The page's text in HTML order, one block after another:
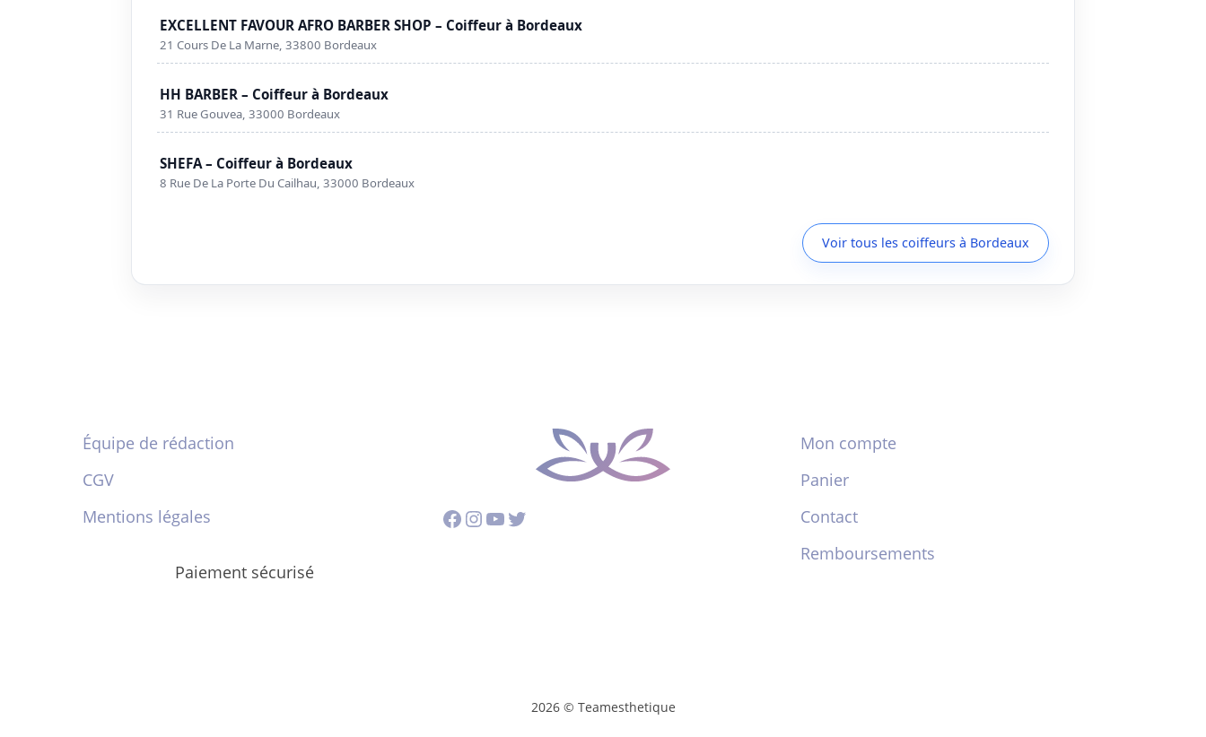
EXCELLENT FAVOUR AFRO BARBER SHOP – Coiffeur à Bordeaux
21 Cours De La Marne, 33800 Bordeaux
HH BARBER – Coiffeur à Bordeaux
31 Rue Gouvea, 33000 Bordeaux
SHEFA – Coiffeur à Bordeaux
8 Rue De La Porte Du Cailhau, 33000 Bordeaux
Voir tous les coiffeurs à Bordeaux
Équipe de rédaction
CGV
Mentions légales
Paiement sécurisé
Facebook
Instagram
YouTube
Twitter
Mon compte
Panier
Contact
Remboursements
2026 © Teamesthetique